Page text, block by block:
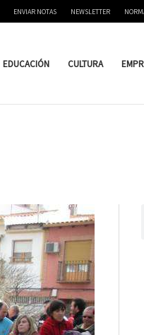
ENVIAR NOTAS NEWSLETTER
EDUCACIÓN CULTURA